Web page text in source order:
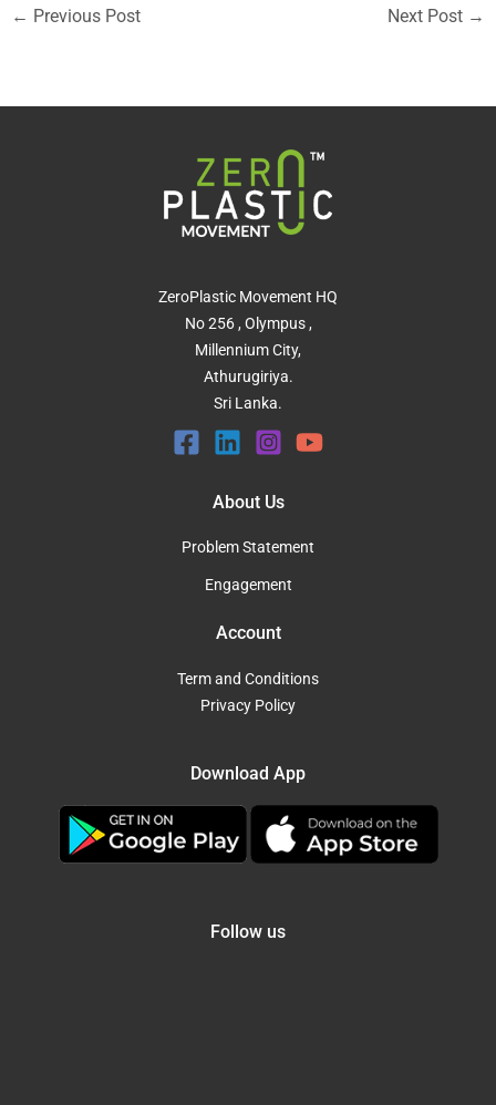
← Previous Post Next Post →
ZeroPlastic Movement HQ
No 256 , Olympus ,
Millennium City,
Athurugiriya.
Sri Lanka.
About Us
Problem Statement
Engagement
Account
Term and Conditions
Privacy Policy
Download App
Follow us